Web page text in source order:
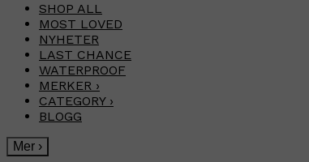
SHOP ALL
MOST LOVED
NYHETER
LAST CHANCE
WATERPROOF
MERKER ›
CATEGORY ›
BLOGG
Mer ›